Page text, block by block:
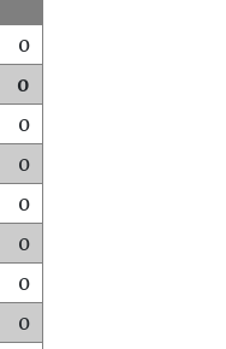
0
0
0
0
0
0
0
0